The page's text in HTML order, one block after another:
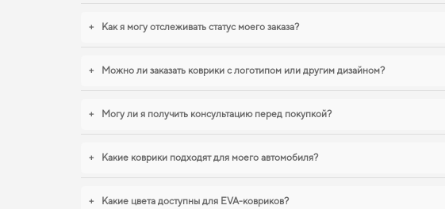
+ Как я могу отслеживать статус моего заказа?
+ Можно ли заказать коврики с логотипом или другим дизайном?
+ Могу ли я получить консультацию перед покупкой?
+ Какие коврики подходят для моего автомобиля?
+ Какие цвета доступны для EVA-ковриков?